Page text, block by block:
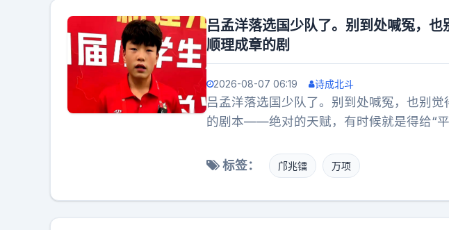
吕孟洋落选国少队了。别到处喊冤，
顺理成章的剧
2026-08-07 06:19 诗成北斗
吕孟洋落选国少队了。别到处喊冤，也别
的剧本——绝对的天赋，有时候就是得给“
天才撞一块儿，主教练那战术板估计都得画
话，董路老师的面子确实大。但那得分地
可要是往国字号的池子里抛？呵，懂的都
各方的利益都得平衡，名额就那么几个，
标签： 邝兆镭 万项